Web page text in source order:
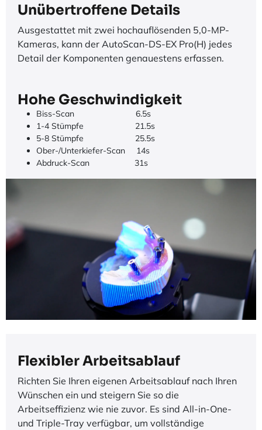
Unübertroffene Details
Ausgestattet mit zwei hochauflösenden 5,0-MP-
Kameras, kann der AutoScan-DS-EX Pro(H) jedes
Detail der Komponenten genauestens erfassen.
Hohe Geschwindigkeit
Biss-Scan
​​​6.5s
1-4 Stümpfe
​​21.5s
5-8 Stümpfe
​25.5s
Ober-/Unterkiefer-Scan
​14s
Abdruck-Scan
​31s
Flexibler Arbeitsablauf
Richten Sie Ihren eigenen Arbeitsablauf nach Ihren
Wünschen ein und steigern Sie so die
Arbeitseffizienz wie nie zuvor. Es sind All-in-One-
und Triple-Tray verfügbar, um vollständige